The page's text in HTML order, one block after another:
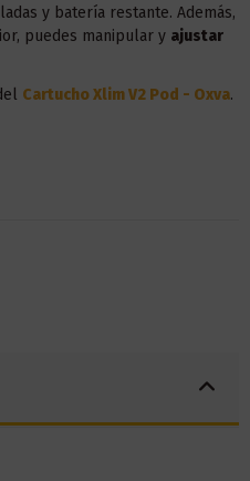
y batería restante. Además,
puedes manipular y ajustar
Cartucho Xlim V2 Pod - Oxva.